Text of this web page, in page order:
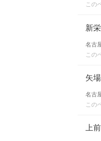
この
新
名古
この
矢
名古
この
上